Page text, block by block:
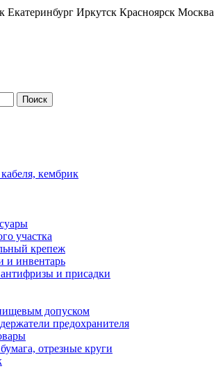
Екатеринбург Иркутск Красноярск Москва
кембрик
участка
крепеж
и инвентарь
и присадки
допуском
предохранителя
отрезные круги